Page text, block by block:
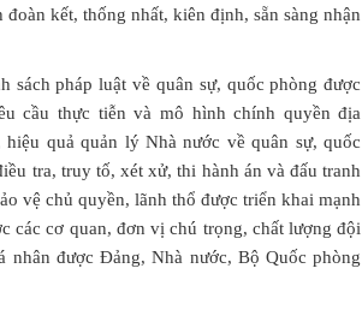
kết, thống nhất, kiên định, sẵn sàng nhận
sách pháp luật về quân sự, quốc phòng được
cầu thực tiễn và mô hình chính quyền địa
quả quản lý Nhà nước về quân sự, quốc
tra, truy tố, xét xử, thi hành án và đấu tranh
vệ chủ quyền, lãnh thổ được triển khai mạnh
các cơ quan, đơn vị chú trọng, chất lượng đội
nhân được Đảng, Nhà nước, Bộ Quốc phòng